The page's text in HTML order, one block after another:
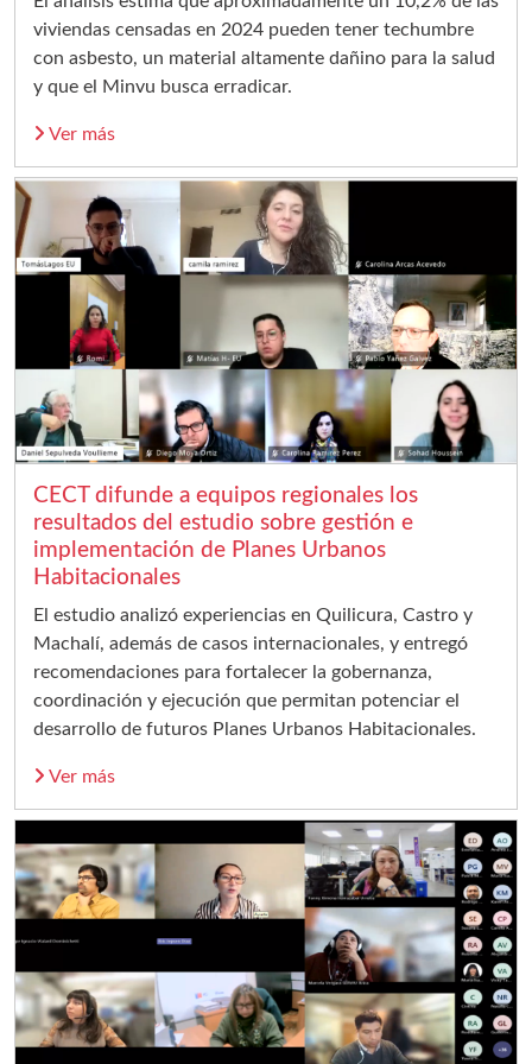
viviendas censadas en 2024 pueden tener techumbre
con asbesto, un material altamente dañino para la salud
y que el Minvu busca erradicar.
Ver más
CECT difunde a equipos regionales los
resultados del estudio sobre gestión e
implementación de Planes Urbanos
Habitacionales
El estudio analizó experiencias en Quilicura, Castro y
Machalí, además de casos internacionales, y entregó
recomendaciones para fortalecer la gobernanza,
coordinación y ejecución que permitan potenciar el
desarrollo de futuros Planes Urbanos Habitacionales.
Ver más